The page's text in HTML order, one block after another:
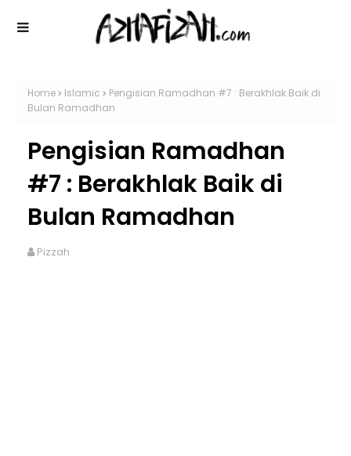
Home Islamic
Pengisian Ramadhan #7 : Berakhlak Baik di
Bulan Ramadhan
Pengisian Ramadhan
#7 : Berakhlak Baik di
Bulan Ramadhan
Pizzah